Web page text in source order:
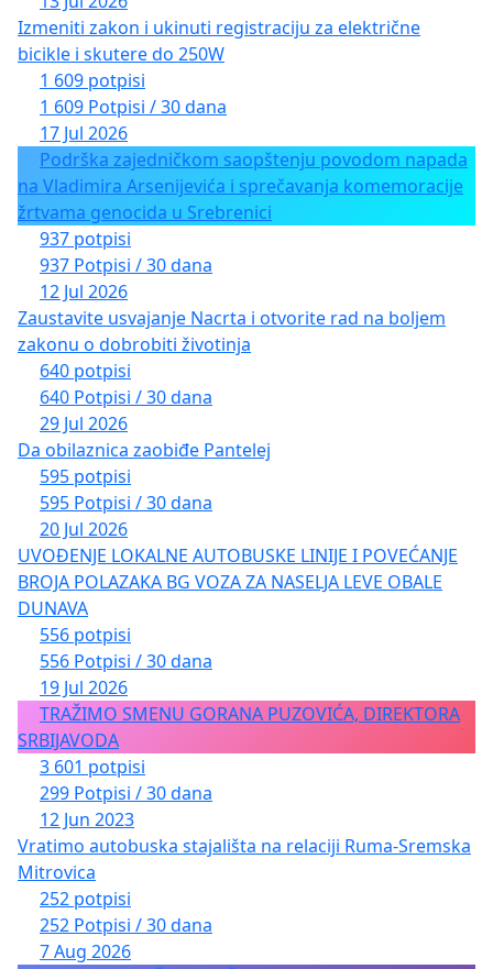
Izmeniti zakon i ukinuti registraciju za električne
bicikle i skutere do 250W
1 609 potpisi
1 609 Potpisi / 30 dana
17 Jul 2026
Podrška zajedničkom saopštenju povodom napada
na Vladimira Arsenijevića i sprečavanja komemoracije
žrtvama genocida u Srebrenici
937 potpisi
937 Potpisi / 30 dana
12 Jul 2026
Zaustavite usvajanje Nacrta i otvorite rad na boljem
zakonu o dobrobiti životinja
640 potpisi
640 Potpisi / 30 dana
29 Jul 2026
Da obilaznica zaobiđe Pantelej
595 potpisi
595 Potpisi / 30 dana
20 Jul 2026
UVOĐENJE LOKALNE AUTOBUSKE LINIJE I POVEĆANJE
BROJA POLAZAKA BG VOZA ZA NASELJA LEVE OBALE
DUNAVA
556 potpisi
556 Potpisi / 30 dana
19 Jul 2026
TRAŽIMO SMENU GORANA PUZOVIĆA, DIREKTORA
SRBIJAVODA
3 601 potpisi
299 Potpisi / 30 dana
12 Jun 2023
Vratimo autobuska stajališta na relaciji Ruma-Sremska
Mitrovica
252 potpisi
252 Potpisi / 30 dana
7 Aug 2026